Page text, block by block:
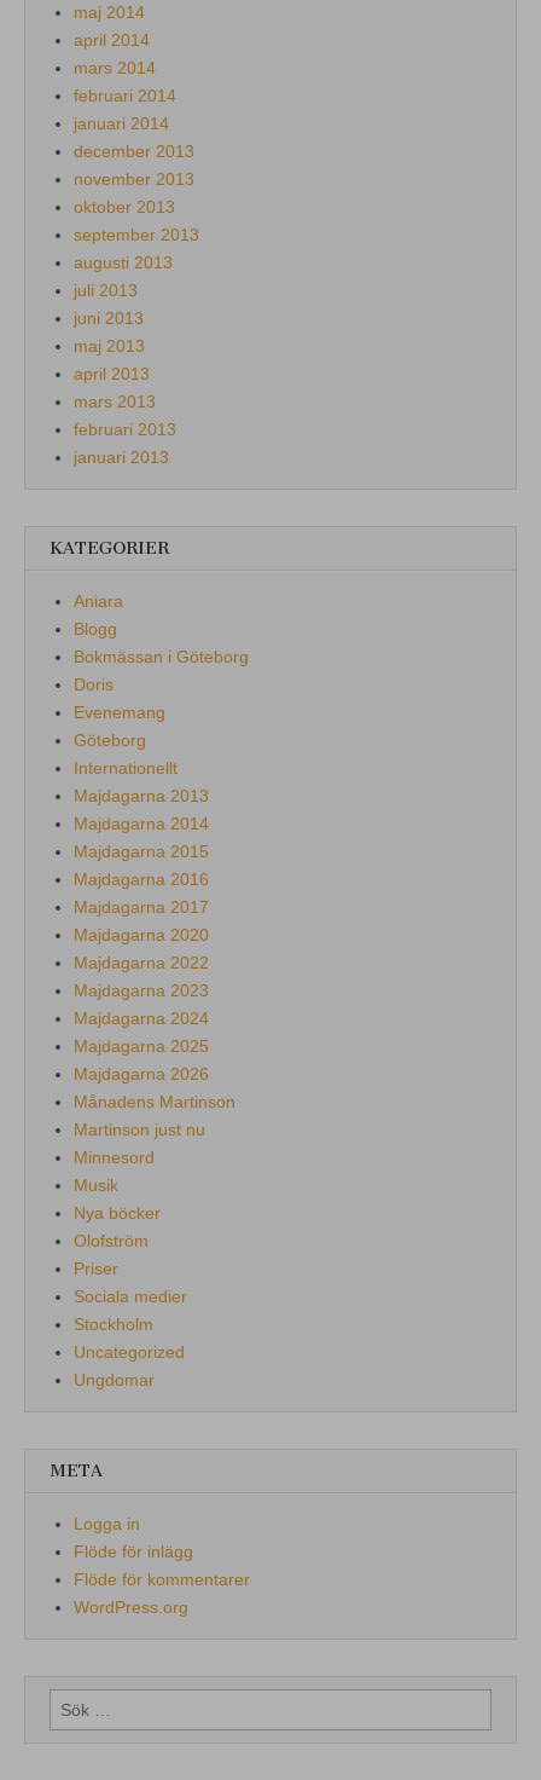
maj 2014
april 2014
mars 2014
februari 2014
januari 2014
december 2013
november 2013
oktober 2013
september 2013
augusti 2013
juli 2013
juni 2013
maj 2013
april 2013
mars 2013
februari 2013
januari 2013
KATEGORIER
Aniara
Blogg
Bokmässan i Göteborg
Doris
Evenemang
Göteborg
Internationellt
Majdagarna 2013
Majdagarna 2014
Majdagarna 2015
Majdagarna 2016
Majdagarna 2017
Majdagarna 2020
Majdagarna 2022
Majdagarna 2023
Majdagarna 2024
Majdagarna 2025
Majdagarna 2026
Månadens Martinson
Martinson just nu
Minnesord
Musik
Nya böcker
Olofström
Priser
Sociala medier
Stockholm
Uncategorized
Ungdomar
META
Logga in
Flöde för inlägg
Flöde för kommentarer
WordPress.org
Sök
efter: